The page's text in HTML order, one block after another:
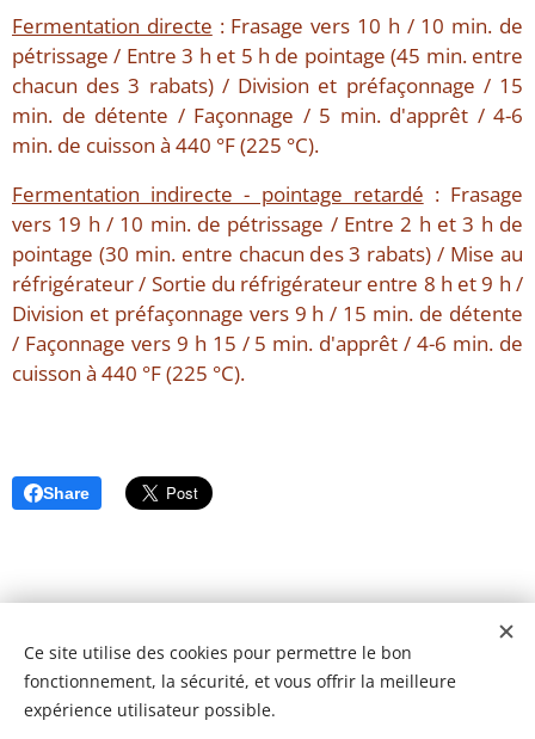
Fermentation directe : Frasage vers 10 h / 10 min. de
pétrissage / Entre 3 h et 5 h de pointage (45 min. entre
chacun des 3 rabats) / Division et préfaçonnage / 15
min. de détente / Façonnage / 5 min. d'apprêt / 4-6
min. de cuisson à 440 °F (225 °C).
Fermentation indirecte - pointage retardé : Frasage
vers 19 h / 10 min. de pétrissage / Entre 2 h et 3 h de
pointage (30 min. entre chacun des 3 rabats) / Mise au
réfrigérateur / Sortie du réfrigérateur entre 8 h et 9 h /
Division et préfaçonnage vers 9 h / 15 min. de détente
/ Façonnage vers 9 h 15 / 5 min. d'apprêt / 4-6 min. de
cuisson à 440 °F (225 °C).
Share
Ce site utilise des cookies pour permettre le bon
fonctionnement, la sécurité, et vous offrir la meilleure
expérience utilisateur possible.